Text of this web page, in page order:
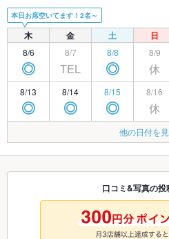
本日お席空いてます！2名～
木 金 土 日
8/6
◎
8/7
TEL
8/8
◎
8/9
休
8/13
◎
8/14
◎
8/15
◎
8/16
休
◎ ◎
8/22
◎
8/23
休
8/27 8/28 8/29
◎
8/30
休
9/5
◎ 休
他の日付を
口コミ&写真の投